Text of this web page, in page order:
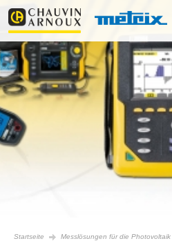
Startseite Messlösungen für die Photovoltaik